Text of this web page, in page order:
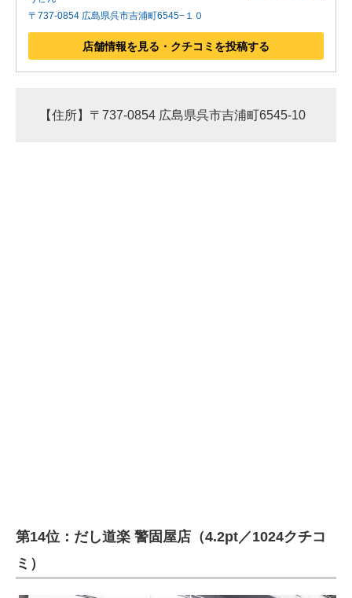
〒737-0854 広島県呉市吉浦町6545−１０
店舗情報を見る・クチコミを投稿する
【住所】〒737-0854 広島県呉市吉浦町6545-10
第14位：だし道楽 警固屋店（4.2pt／1024クチコ
ミ）